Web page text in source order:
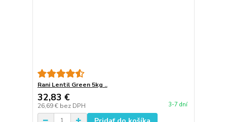
Rani Lentil Green 5kg ..
32,83 €
26,69 € bez DPH 3-7 dní